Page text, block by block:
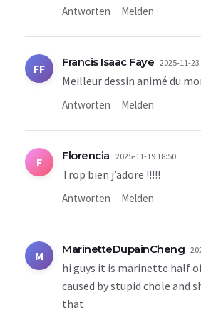
Antworten Melden
FF Francis Isaac Faye 2025-11-23
Meilleur dessin animé du
Antworten Melden
F Florencia 2025-11-19 18:50
Trop bien j’adore !!!!!
Antworten Melden
M MarinetteDupainCheng
hi guys it is marinette half
caused by stupid chole and
that